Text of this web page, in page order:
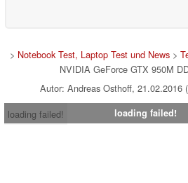
> Notebook Test, Laptop Test und News>
NVIDIA GeForce GTX 950M
Autor: Andreas Osthoff, 21.02.2016
loading failed!
loading failed!